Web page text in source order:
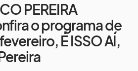
PEREIRA
o programa de
É ISSO AÍ,